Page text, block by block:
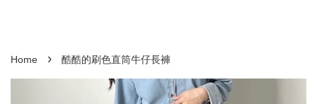
Home › 酷酷的刷色直筒牛仔長褲